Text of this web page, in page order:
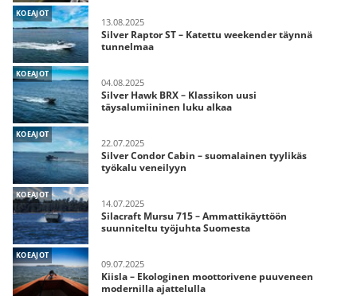
KOEAJOT
13.08.2025
Silver Raptor ST – Katettu weekender täynnä
tunnelmaa
KOEAJOT
04.08.2025
Silver Hawk BRX – Klassikon uusi
täysalumiininen luku alkaa
KOEAJOT
22.07.2025
Silver Condor Cabin – suomalainen tyylikäs
työkalu veneilyyn
KOEAJOT
14.07.2025
Silacraft Mursu 715 – Ammattikäyttöön
suunniteltu työjuhta Suomesta
KOEAJOT
09.07.2025
Kiisla – Ekologinen moottorivene puuveneen
modernilla ajattelulla